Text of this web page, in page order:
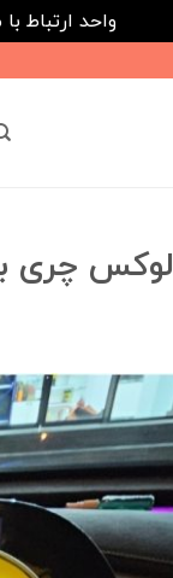
واحد ارتباط با مشتریان : 02182808933 ---- ارتباط در
لوکس چری